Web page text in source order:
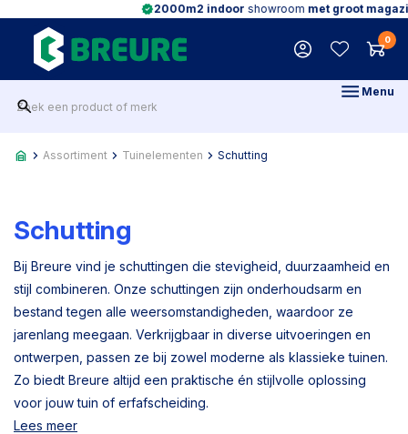
2000m2 indoorshowroommet groot magazijn
0
Menu
Assortiment Tuinelementen Schutting
Schutting
Bij Breure vind je schuttingen die stevigheid, duurzaamheid en
stijl combineren. Onze schuttingen zijn onderhoudsarm en
bestand tegen alle weersomstandigheden, waardoor ze
jarenlang meegaan. Verkrijgbaar in diverse uitvoeringen en
ontwerpen, passen ze bij zowel moderne als klassieke tuinen.
Zo biedt Breure altijd een praktische én stijlvolle oplossing
voor jouw tuin of erfafscheiding.
Lees meer